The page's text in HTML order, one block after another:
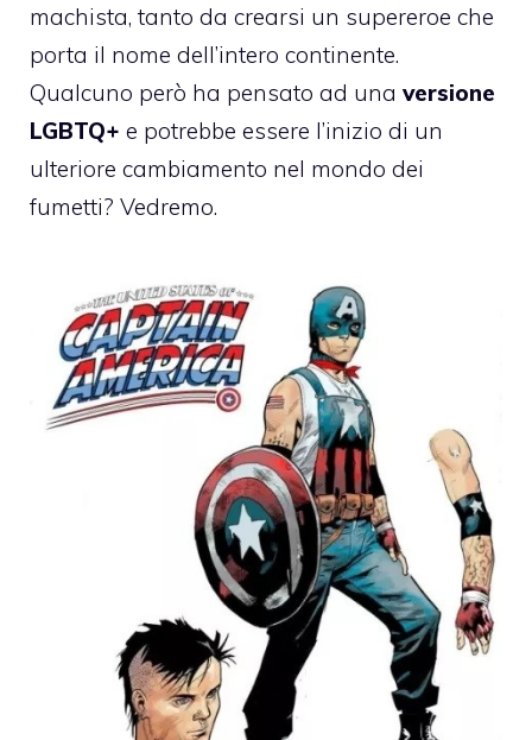
machista, tanto da crearsi un supereroe che
porta il nome dell’intero continente.
Qualcuno però ha pensato ad una versione
LGBTQ+ e potrebbe essere l’inizio di un
ulteriore cambiamento nel mondo dei
fumetti? Vedremo.